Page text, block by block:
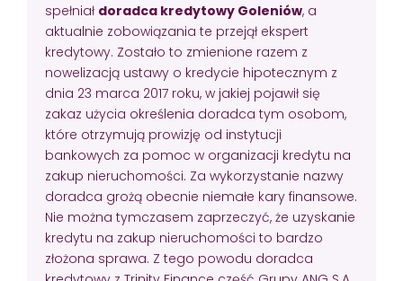
spełniał doradca kredytowy Goleniów, a
aktualnie zobowiązania te przejął ekspert
kredytowy. Zostało to zmienione razem z
nowelizacją ustawy o kredycie hipotecznym z
dnia 23 marca 2017 roku, w jakiej pojawił się
zakaz użycia określenia doradca tym osobom,
które otrzymują prowizję od instytucji
bankowych za pomoc w organizacji kredytu na
zakup nieruchomości. Za wykorzystanie nazwy
doradca grożą obecnie niemałe kary finansowe.
Nie można tymczasem zaprzeczyć, że uzyskanie
kredytu na zakup nieruchomości to bardzo
złożona sprawa. Z tego powodu doradca